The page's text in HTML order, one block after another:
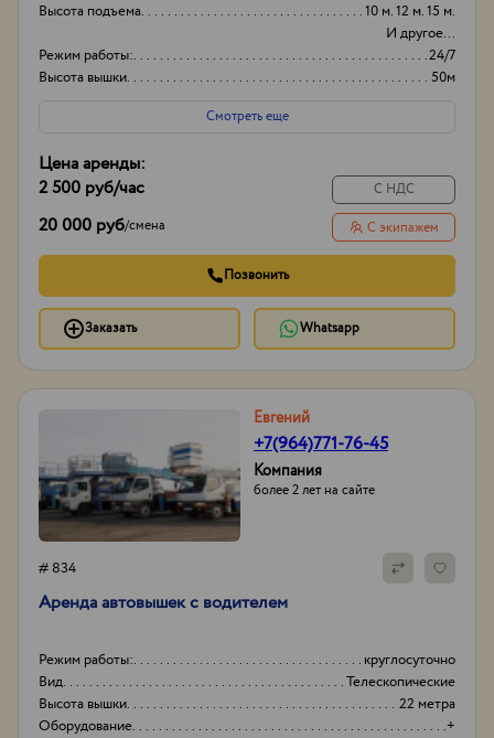
Высота подъема
10 м. 12 м. 15 м.
И другое...
Режим работы:
24/7
Высота вышки
50м
Оборудование
+
Смотреть еще
Цена аренды:
2 500 руб/час
20 000 руб/смена
С НДС
С экипажем
Позвонить
Заказать Whatsapp
Евгений
+7(964)771-76-45
Компания
более 2 лет на сайте
# 834
Аренда автовышек с водителем
Режим работы:
круглосуточно
Вид
Телескопические
Высота вышки
22 метра
Оборудование
+